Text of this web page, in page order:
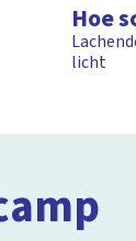
Hoe
licht